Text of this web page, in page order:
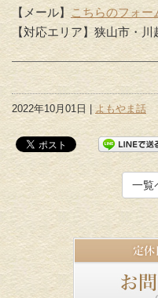
【メール】
こちらのフォ
【対応エリア】狭山市・
2022年10月01日 |よもやま話
一覧